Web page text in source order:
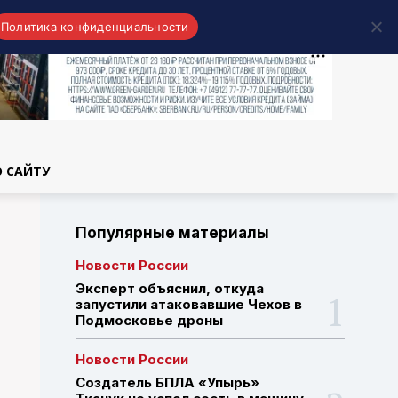
САЙТУ
Популярные материалы
Новости России
Эксперт объяснил, откуда
запустили атаковавшие Чехов в
Подмосковье дроны
Новости России
Создатель БПЛА «Упырь»
Политика конфиденциальности